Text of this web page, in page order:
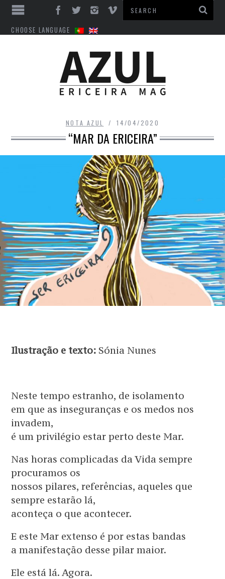
CHOOSE LANGUAGE
NOTA AZUL 14/04/2020
“MAR DA ERICEIRA”
Ilustração e texto: Sónia Nunes
Neste tempo estranho, de isolamento
em que as inseguranças e os medos nos
invadem,
é um privilégio estar perto deste Mar.
Nas horas complicadas da Vida sempre
procuramos os
nossos pilares, referências, aqueles que
sempre estarão lá,
aconteça o que acontecer.
E este Mar extenso é por estas bandas
a manifestação desse pilar maior.
Ele está lá. Agora.